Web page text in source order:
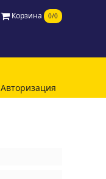
Корзина 0/0
Авторизация